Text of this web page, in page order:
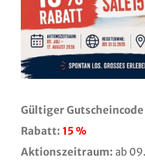
Gültiger
Rabatt: 15 %
Aktionszeitraum: ab